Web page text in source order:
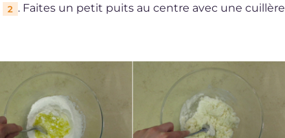
2 . Faites un petit puits au centre avec une cuillère